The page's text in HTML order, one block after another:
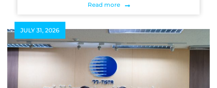
Read more
JULY 31, 2026